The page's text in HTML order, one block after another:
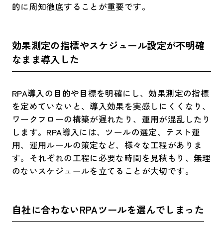
的に周知徹底することが重要です。
効果測定の指標やスケジュール設定が不明確
なまま導入した
RPA導入の目的や目標を明確にし、効果測定の指標
を定めていないと、導入効果を実感しにくくなり、
ワークフローの構築が遅れたり、運用が混乱したり
します。RPA導入には、ツールの選定、テスト運
用、運用ルールの策定など、様々な工程がありま
す。それぞれの工程に必要な時間を見積もり、無理
のないスケジュールを立てることが大切です。
自社に合わないRPAツールを選んでしまった